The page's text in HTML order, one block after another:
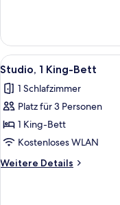
Duschsitz
anzeigen
2 Queen-
Betten,
leicht
Dusche
mit
Alle
Fotos
für
Studio,
1 King-
Bett
anzeigen
6
Studio, 1 King-Bett
1 Schlafzimmer
Platz für 3 Personen
1 King-Bett
Kostenloses WLAN
Weitere Details
Weitere